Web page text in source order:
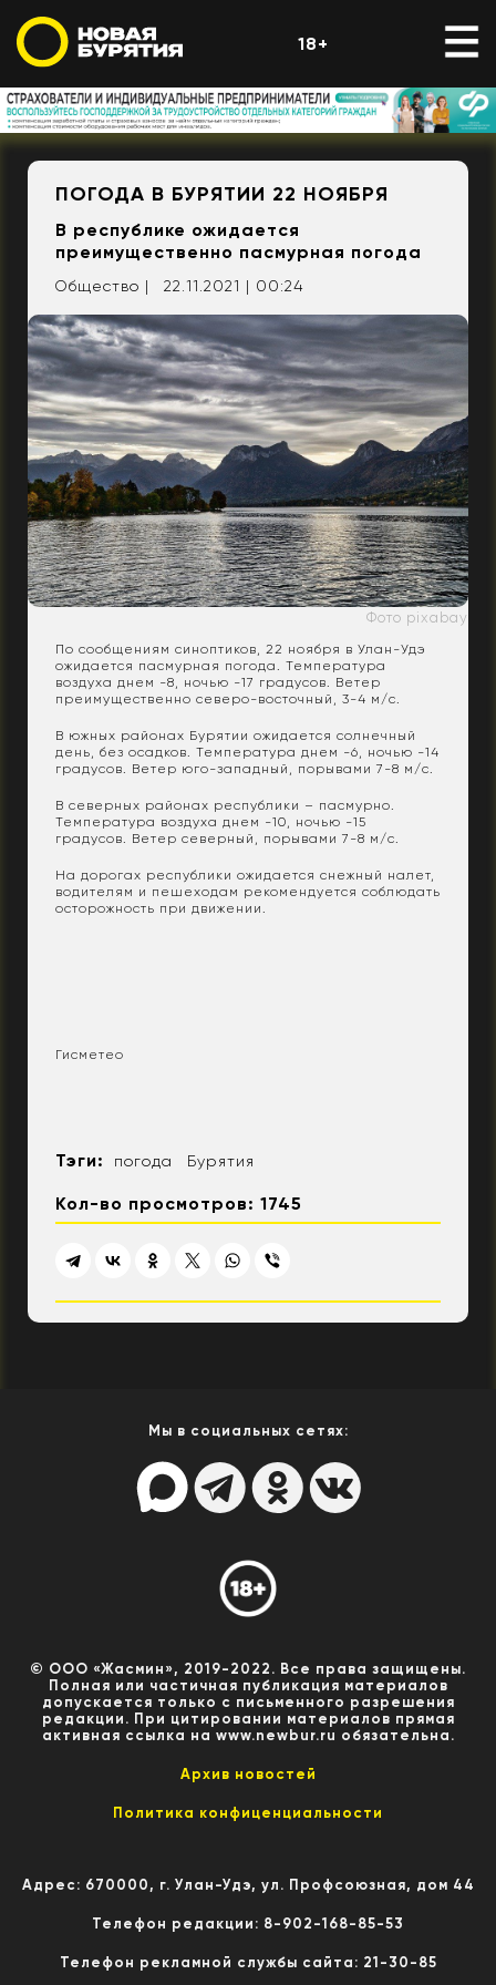
18+
ПОГОДА В БУРЯТИИ 22 НОЯБРЯ
В республике ожидается
преимущественно пасмурная погода
Общество | 22.11.2021 | 00:24
Фото pixabay
По сообщениям синоптиков, 22 ноября в Улан-Удэ
ожидается пасмурная погода. Температура
воздуха днем -8, ночью -17 градусов. Ветер
преимущественно северо-восточный, 3-4 м/с.
В южных районах Бурятии ожидается солнечный
день, без осадков. Температура днем -6, ночью -14
градусов. Ветер юго-западный, порывами 7-8 м/с.
В северных районах республики – пасмурно.
Температура воздуха днем -10, ночью -15
градусов. Ветер северный, порывами 7-8 м/с.
На дорогах республики ожидается снежный налет,
водителям и пешеходам рекомендуется соблюдать
осторожность при движении.
Гисметео
Тэги: погода Бурятия
Кол-во просмотров: 1745
Мы в социальных сетях:
© ООО «Жасмин», 2019-2022. Все права защищены.
Полная или частичная публикация материалов
допускается только с письменного разрешения
редакции. При цитировании материалов прямая
активная ссылка на www.newbur.ru обязательна.
Архив новостей
Политика конфиценциальности
Адрес: 670000, г. Улан-Удэ, ул. Профсоюзная, дом 44
Телефон редакции: 8-902-168-85-53
Телефон рекламной службы сайта: 21-30-85